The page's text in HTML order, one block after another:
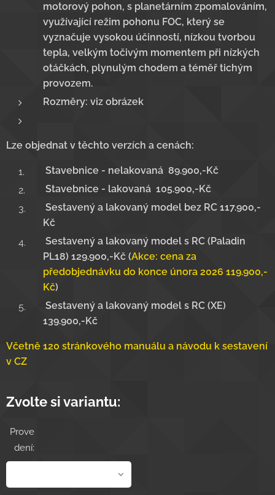
motorový pohon, s planetárním zpomalováním,
využívající režim pohonu FOC, který se
vyznačuje vysokou účinností, nízkou tvorbou
tepla, velkým točivým momentem při nízkých
otáčkách, plynulým chodem a téměř tichým
provozem.
Rozměry: viz obrázek
Lze objednat v těchto verzích a cenách:
Stavebnice - nelakovaná 89.900,-Kč
Stavebnice - lakovaná 105.900,-Kč
Sestavený a lakovaný model bez RC 117.900,-
Kč
Sestavený a lakovaný model s RC (Paladin
PL18) 129.900,-Kč (Akce: cena za
předobjednávku do konce února 2026 119.900,-
Kč)
Sestavený a lakovaný model s RC (XE)
139.900,-Kč
Včetně 120 stránkového manuálu a návodu k sestavení
v CZ
Zvolte si variantu:
Prove
dení: